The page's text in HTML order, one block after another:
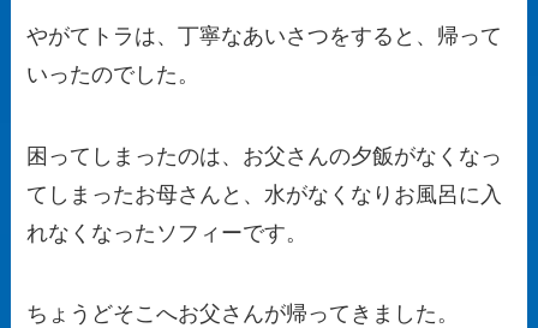
やがてトラは、丁寧なあいさつをすると、帰って
いったのでした。
困ってしまったのは、お父さんの夕飯がなくなっ
てしまったお母さんと、水がなくなりお風呂に入
れなくなったソフィーです。
ちょうどそこへお父さんが帰ってきました。